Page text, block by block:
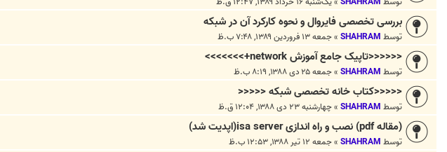
بررسی تخصصی فایروال و نحوه کارکرد آن در شبکه
توسط SHAHRAM
»جمعه ۱۳ فروردین ۱۳۸۹, ۷:۴۸ ب.ظ
<<<<<<تاپیک جامع آموزش network+>>>>>>>
توسط SHAHRAM
»جمعه ۲۵ دی ۱۳۸۸, ۸:۱۹ ب.ظ
<<<<<کتاب خانه تخصصی شبکه <<<<<
توسط SHAHRAM
»چهارشنبه ۲۳ دی ۱۳۸۸, ۱۲:۰۴ ق.ظ
(مقاله pdf) نصب و راه اندازی isa server(اپدیت شد)
توسط SHAHRAM
»جمعه ۱۲ تیر ۱۳۸۸, ۱۲:۵۳ ب.ظ